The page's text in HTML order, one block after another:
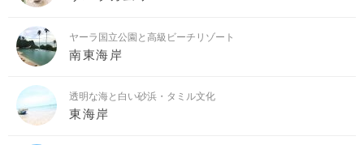
ヤーラ国立公園と高級ビーチリゾート
南東海岸
透明な海と白い砂浜・タミル文化
東海岸